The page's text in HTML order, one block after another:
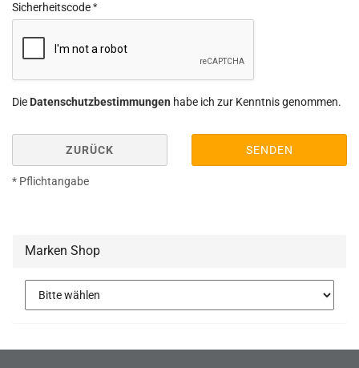
Sicherheitscode
Die Datenschutzbestimmungen habe ich zur Kenntnis genommen.
ZURÜCK SENDEN
* Pflichtangabe
Marken Shop